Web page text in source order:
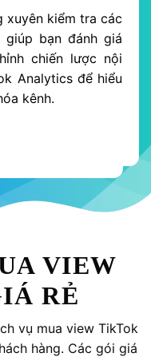
xuyên kiểm tra các
bạn đánh giá
chiến lược nội
Analytics để hiểu
kênh.
VIEW
RẺ
vụ mua view TikTok
hàng. Các gói giá